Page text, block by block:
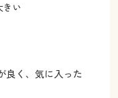
きい
良く、気に入った